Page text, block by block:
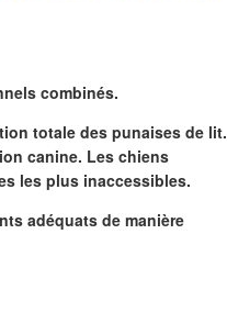
combinés.
totale des punaises de lit.
canine. Les chiens
les plus inaccessibles.
adéquats de manière